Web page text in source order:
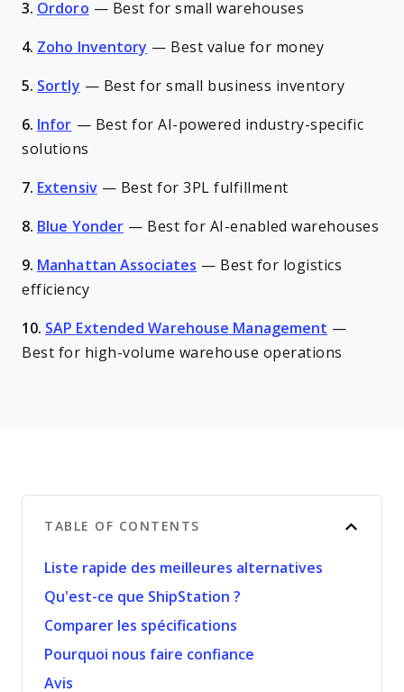
3. Ordoro — Best for small warehouses
4. Zoho Inventory — Best value for money
5. Sortly — Best for small business inventory
6. Infor — Best for AI-powered industry-specific
solutions
7. Extensiv — Best for 3PL fulfillment
8. Blue Yonder — Best for AI-enabled warehouses
9. Manhattan Associates — Best for logistics
efficiency
10. SAP Extended Warehouse Management —
Best for high-volume warehouse operations
TABLE OF CONTENTS
Liste rapide des meilleures alternatives
Qu'est-ce que ShipStation ?
Comparer les spécifications
Pourquoi nous faire confiance
Avis